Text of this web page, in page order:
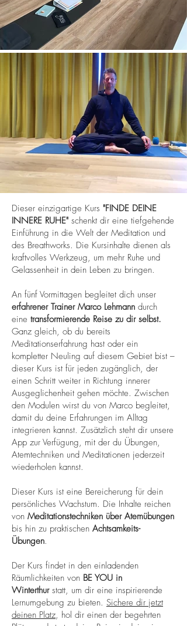
Dieser einzigartige Kurs "FINDE DEINE
INNERE RUHE" schenkt dir eine tiefgehende
Einführung​ in die Welt der Meditation und
des Breathworks. Die Kursinhalte dienen als
kraftvolles Werkzeug, um mehr Ruhe und
Gelassenheit in dein Leben zu bringen.
An fünf Vormittagen begleitet dich unser
erfahrener Trainer Marco Lehmann durch
eine transformierende Reise zu dir selbst.
Ganz gleich, ob du bereits
Meditationserfahrung hast oder ein
kompletter Neuling auf diesem Gebiet bist –
dieser Kurs ist für jeden zugänglich, der
einen Schritt weiter in Richtung innerer
Ausgeglichenheit gehen möchte. Zwischen
den Modulen wirst du von Marco begleitet,
damit du deine Erfahrungen im Alltag
integrieren kannst. Zusätzlich steht dir unsere
App zur Verfügung, mit der du Übungen,
Atemtechniken und Meditationen jederzeit
wiederholen kannst.
Dieser Kurs ist eine Bereicherung für dein
persönliches Wachstum. Die Inhalte reichen
von Meditationstechniken über Atemübungen
bis hin zu praktischen Achtsamkeits-
Übungen.
Der Kurs findet in den einladenden
Räumlichkeiten von BE YOU in
Winterthurstatt, um dir eine inspirierende
Lernumgebung zu bieten. Sichere dir jetzt
deinen Platz, hol dir einen der begehrten